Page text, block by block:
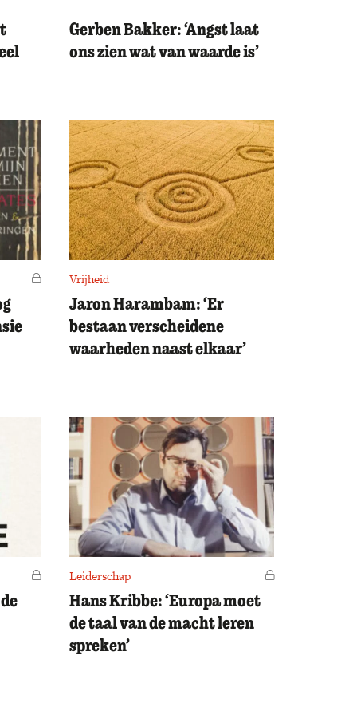
Gerben Bakker: ‘Angst laat
ons zien wat van waarde is’
Voor ledenVrijheid
Jaron Harambam: ‘Er
bestaan verscheidene
waarheden naast elkaar’
Voor ledenLeiderschap Voor leden
Hans Kribbe: ‘Europa moet
de taal van de macht leren
spreken’